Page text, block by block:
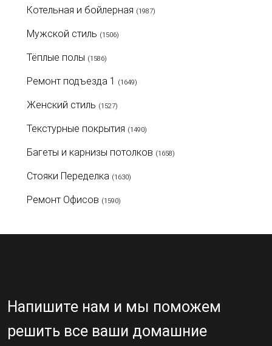
Котельная и бойлерная (1987)
Мужской стиль (1506)
Тёплые полы (1586)
Ремонт подъезда 1 (1649)
Женский стиль (1527)
Текстурные покрытия (1490)
Багеты и карнизы потолков (1658)
Стояки Переделка (1630)
Ремонт Офисов (1590)
Напишите нам и мы поможем
решить все ваши домашние